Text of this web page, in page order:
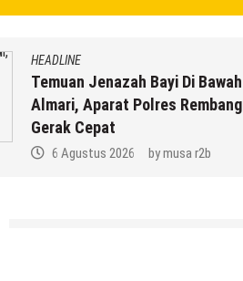
HEADLINE
Temuan Jenazah Bayi Di Bawah
Almari, Aparat Polres Rembang
Gerak Cepat
6 Agustus 2026 bymusa r2b